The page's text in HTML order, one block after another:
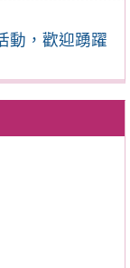
動，歡迎踴躍